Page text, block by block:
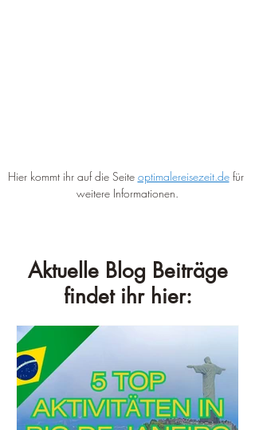
Hier kommt ihr auf die Seite optimalereisezeit.de für
weitere Informationen.
Aktuelle Blog Beiträge
findet ihr hier: